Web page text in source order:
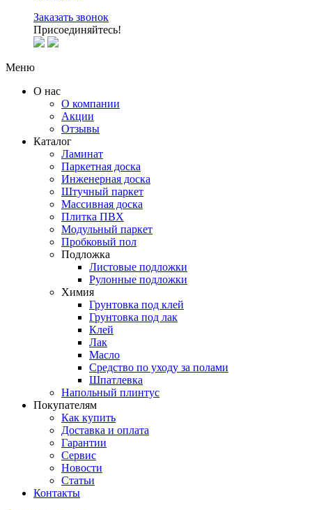
Заказать звонок
Присоединяйтесь!
Меню
О нас
О компании
Акции
Отзывы
Каталог
Ламинат
Паркетная доска
Инженерная доска
Штучный паркет
Массивная доска
Плитка ПВХ
Модульный паркет
Пробковый пол
Подложка
Листовые подложки
Рулонные подложки
Химия
Грунтовка под клей
Грунтовка под лак
Клей
Лак
Масло
Средство по уходу за полами
Шпатлевка
Напольный плинтус
Покупателям
Как купить
Доставка и оплата
Гарантии
Сервис
Новости
Статьи
Контакты